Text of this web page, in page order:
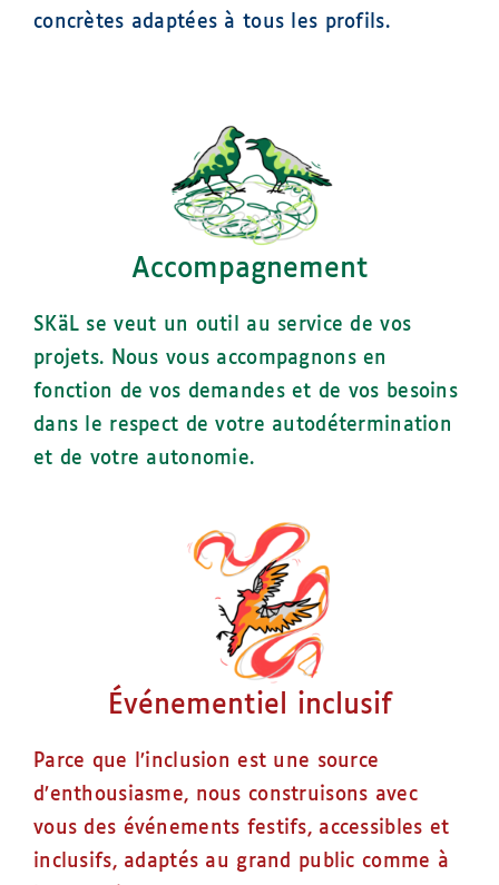
concrètes adaptées à tous les profils.
Accompagnement
SKäL se veut un outil au service de vos
projets. Nous vous accompagnons en
fonction de vos demandes et de vos besoins
dans le respect de votre autodétermination
et de votre autonomie.
Événementiel inclusif
Parce que l’inclusion est une source
d’enthousiasme, nous construisons avec
vous des événements festifs, accessibles et
inclusifs, adaptés au grand public comme à